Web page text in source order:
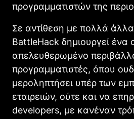
προγραμματιστών της
Σε αντίθεση με πολλά άλλα
BattleHack δημιουργεί ένα
απελευθερωμένο
προγραμματιστές, όπου
μεροληπτήσει υπέρ των
εταιρειών, ούτε και να
developers, με κανέναν